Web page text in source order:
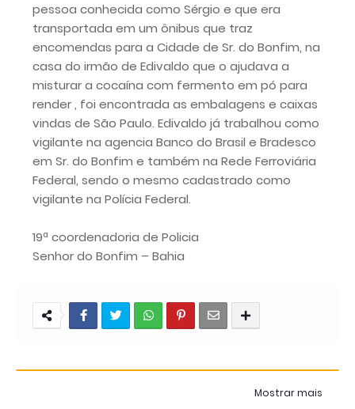
pessoa conhecida como Sérgio e que era
transportada em um ônibus que traz
encomendas para a Cidade de Sr. do Bonfim, na
casa do irmão de Edivaldo que o ajudava a
misturar a cocaína com fermento em pó para
render , foi encontrada as embalagens e caixas
vindas de São Paulo. Edivaldo já trabalhou como
vigilante na agencia Banco do Brasil e Bradesco
em Sr. do Bonfim e também na Rede Ferroviária
Federal, sendo o mesmo cadastrado como
vigilante na Polícia Federal.
19ª coordenadoria de Policia
Senhor do Bonfim – Bahia
Mostrar mais